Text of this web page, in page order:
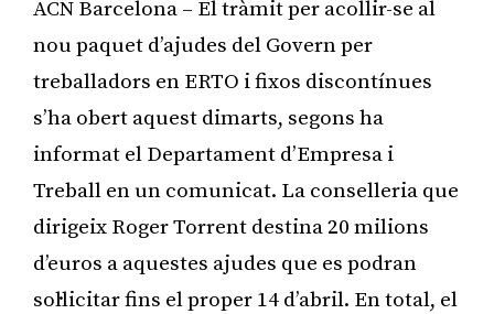
ACN Barcelona – El tràmit per acollir-se al
nou paquet d’ajudes del Govern per
treballadors en ERTO i fixos discontínues
s’ha obert aquest dimarts, segons ha
informat el Departament d’Empresa i
Treball en un comunicat. La conselleria que
dirigeix Roger Torrent destina 20 milions
d’euros a aquestes ajudes que es podran
sol·licitar fins el proper 14 d’abril. En total, el